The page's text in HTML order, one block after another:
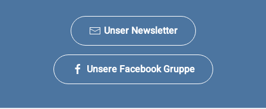
Unser Newsletter
Unsere Facebook Gruppe